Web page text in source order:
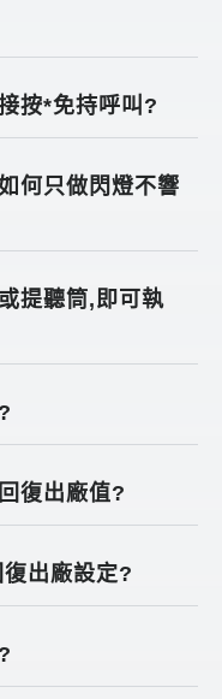
按*免持呼叫?
何只做閃燈不響
提聽筒,即可執
復出廠值?
出廠設定?